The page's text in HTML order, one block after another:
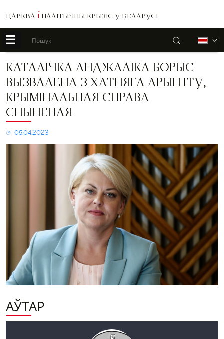
ЦАРКВА І ПАЛІТЫЧНЫ КРЫЗІС У БЕЛАРУСІ
☰ Пошук
Каталічка
Борыс
вызвалена
з
хатняга
арышту,
крымінальная
КАТАЛІЧКА АНДЖАЛІКА БОРЫС
ВЫЗВАЛЕНА З ХАТНЯГА АРЫШТУ,
КРЫМІНАЛЬНАЯ СПРАВА
СПЫНЕНАЯ
05.04.2023
АЎТАР